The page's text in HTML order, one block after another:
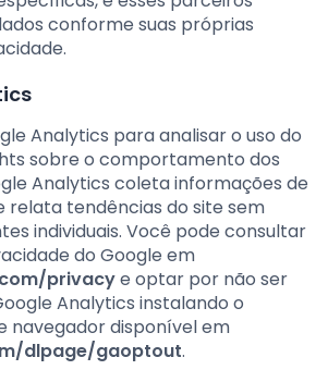
conforme suas próprias
Analytics para analisar o uso do
sobre o comportamento dos
Analytics coleta informações de
relata tendências do site sem
individuais. Você pode consultar
do Google em
privacye optar por não ser
Analytics instalando o
navegador disponível em
dlpage/gaoptout.